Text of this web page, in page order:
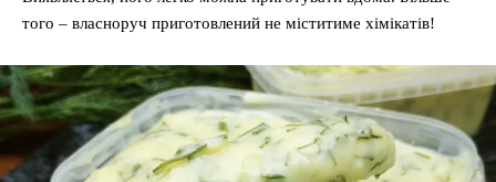
того – власноруч приготовлений не міститиме хімікатів!